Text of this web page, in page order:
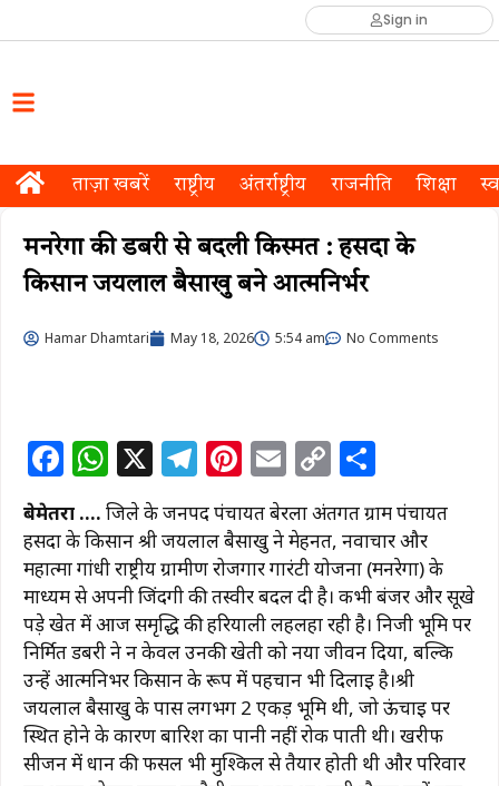
Sign in
ताज़ा खबरें राष्ट्रीय अंतर्राष्ट्रीय राजनीति शिक्षा
मनरेगा की डबरी से बदली किस्मत : हसदा के
किसान जयलाल बैसाखु बने आत्मनिर्भर
Hamar Dhamtari May 18, 2026 5:54 am No Comments
F
c
e
b
o
o
k
W
h
at
s
A
p
p
X T
el
e
g
ra
m
Pi
te
re
st
E
ai
l
C
p
y
Li
n
k
ar
e
बेमेतरा …. जिले के जनपद पंचायत बेरला अंतर्गत ग्राम पंचायत
हसदा के किसान श्री जयलाल बैसाखु ने मेहनत, नवाचार और
महात्मा गांधी राष्ट्रीय ग्रामीण रोजगार गारंटी योजना (मनरेगा) के
माध्यम से अपनी जिंदगी की तस्वीर बदल दी है। कभी बंजर और सूखे
पड़े खेत में आज समृद्धि की हरियाली लहलहा रही है। निजी भूमि पर
निर्मित डबरी ने न केवल उनकी खेती को नया जीवन दिया, बल्कि
उन्हें आत्मनिर्भर किसान के रूप में पहचान भी दिलाई है।श्री
जयलाल बैसाखु के पास लगभग 2 एकड़ भूमि थी, जो ऊंचाई पर
स्थित होने के कारण बारिश का पानी नहीं रोक पाती थी। खरीफ
सीजन में धान की फसल भी मुश्किल से तैयार होती थी और परिवार